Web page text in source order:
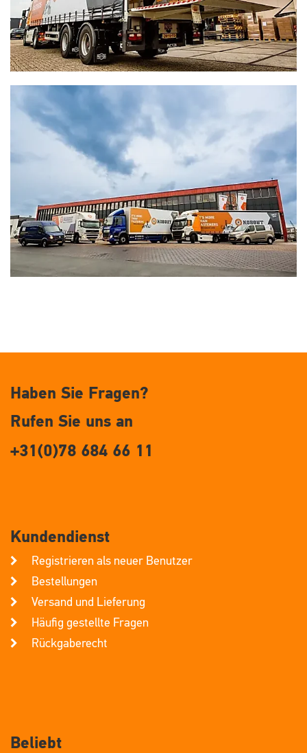
Haben Sie Fragen?
Rufen Sie uns an
+31(0)78 684 66 11
Kundendienst
Registrieren als neuer Benutzer
Bestellungen
Versand und Lieferung
Häufig gestellte Fragen
Rückgaberecht
Beliebt